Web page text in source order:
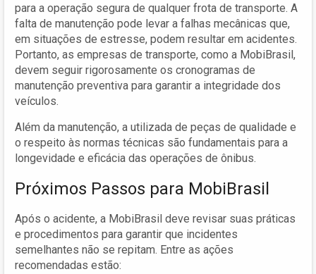
para a operação segura de qualquer frota de transporte. A
falta de manutenção pode levar a falhas mecânicas que,
em situações de estresse, podem resultar em acidentes.
Portanto, as empresas de transporte, como a MobiBrasil,
devem seguir rigorosamente os cronogramas de
manutenção preventiva para garantir a integridade dos
veículos.
Além da manutenção, a utilizada de peças de qualidade e
o respeito às normas técnicas são fundamentais para a
longevidade e eficácia das operações de ônibus.
Próximos Passos para MobiBrasil
Após o acidente, a MobiBrasil deve revisar suas práticas
e procedimentos para garantir que incidentes
semelhantes não se repitam. Entre as ações
recomendadas estão: